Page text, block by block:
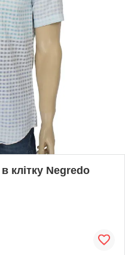
клітку Negredo